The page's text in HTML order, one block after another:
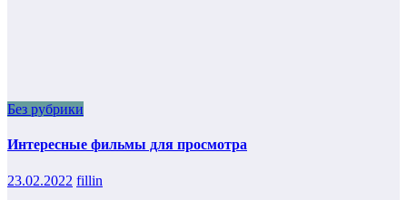
Без рубрики
Интересные фильмы для просмотра
23.02.2022 fillin